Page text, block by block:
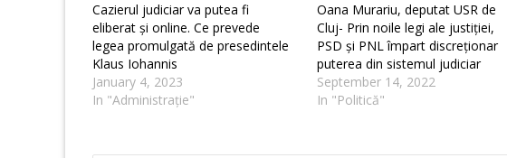
Cazierul judiciar va putea fi
eliberat și online. Ce prevede
legea promulgată de presedintele
Klaus Iohannis
January 4, 2023
In "Administrație"
Oana Murariu, deputat USR de
Cluj- Prin noile legi ale justiției,
PSD și PNL împart discreționar
puterea din sistemul judiciar
September 14, 2022
In "Politică"